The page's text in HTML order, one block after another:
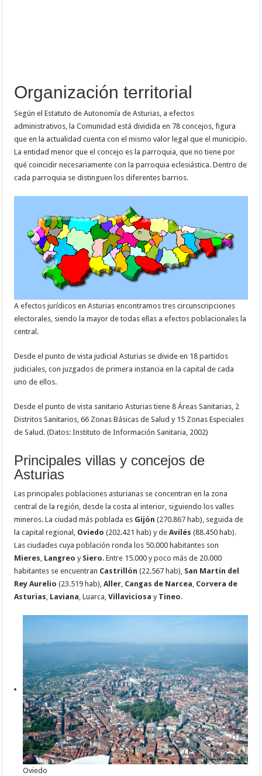
Organización territorial
Según el Estatuto de Autonomía de Asturias, a efectos
administrativos, la Comunidad está dividida en 78 concejos, figura
que en la actualidad cuenta con el mismo valor legal que el municipio.
La entidad menor que el concejo es la parroquia, que no tiene por
qué coincidir necesariamente con la parroquia eclesiástica. Dentro de
cada parroquia se distinguen los diferentes barrios.
A efectos jurídicos en Asturias encontramos tres circunscripciones
electorales, siendo la mayor de todas ellas a efectos poblacionales la
central.
Desde el punto de vista judicial Asturias se divide en 18 partidos
judiciales, con juzgados de primera instancia en la capital de cada
uno de ellos.
Desde el punto de vista sanitario Asturias tiene 8 Áreas Sanitarias, 2
Distritos Sanitarios, 66 Zonas Básicas de Salud y 15 Zonas Especiales
de Salud. (Datos: Instituto de Información Sanitaria, 2002)
Principales villas y concejos de
Asturias
Las principales poblaciones asturianas se concentran en la zona
central de la región, desde la costa al interior, siguiendo los valles
mineros. La ciudad más poblada es Gijón (270.867 hab), seguida de
la capital regional, Oviedo (202.421 hab) y deAvilés (88.450 hab).
Las ciudades cuya población ronda los 50.000 habitantes son
Mieres, Langreo y Siero. Entre 15.000 y poco más de 20.000
habitantes se encuentran Castrillón (22.567 hab), San Martín del
Rey Aurelio (23.519 hab),Aller, Cangas de Narcea, Corvera de
Asturias, Laviana, Luarca,Villaviciosa y Tineo.
Oviedo